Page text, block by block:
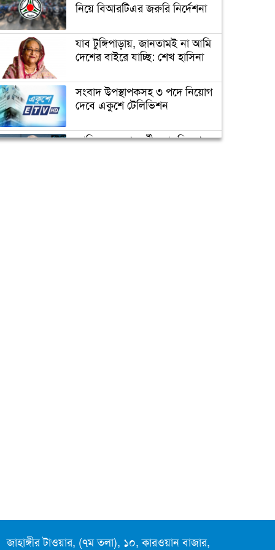
ভাঙচুর, কানাডা প্রবাসী আটক
মেহেদীর রং না মিটতেই কলিকে
বিধবা করলো সন্ত্রাসীরা
ডিসির বাসভবনে পুলিশ
নিয়ে বিআরটিএর জরুরি নির্দেশনা
যাব টুঙ্গিপাড়ায়, জানতামই না আমি
দেশের বাইরে যাচ্ছি: শেখ হাসিনা
সংবাদ উপস্থাপকসহ ৩ পদে নিয়োগ
দেবে একুশে টেলিভিশন
জাতিসংঘের পরবর্তী মহাসচিব পদে
জুলাই থেকে মূল বেতন
জাহাঙ্গীর টাওয়ার, (৭ম তলা), ১০, কারওয়ান বাজার,